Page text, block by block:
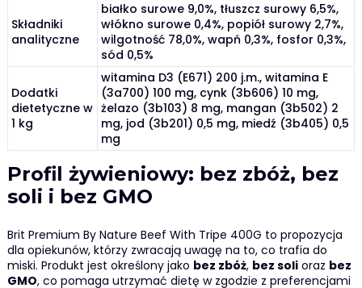
Składniki
analityczne
białko surowe 9,0%, tłuszcz surowy 6,5%,
włókno surowe 0,4%, popiół surowy 2,7%,
wilgotność 78,0%, wapń 0,3%, fosfor 0,3%,
sód 0,5%
Dodatki
dietetyczne w
1 kg
witamina D3 (E671) 200 j.m., witamina E
(3a700) 100 mg, cynk (3b606) 10 mg,
żelazo (3b103) 8 mg, mangan (3b502) 2
mg, jod (3b201) 0,5 mg, miedź (3b405) 0,5
mg
Profil żywieniowy: bez zbóż, bez
soli i bez GMO
Brit Premium By Nature Beef With Tripe 400G to propozycja
dla opiekunów, którzy zwracają uwagę na to, co trafia do
miski. Produkt jest określony jako bez zbóż, bez solioraz bez
GMO, co pomaga utrzymać dietę w zgodzie z preferencjami